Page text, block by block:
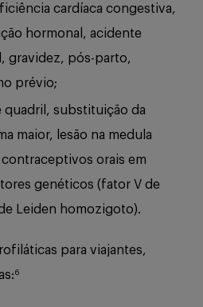
cardíaca congestiva,
hormonal, acidente
gravidez, pós-parto,
prévio;
quadril, substituição da
maior, lesão na medula
orais em
genéticos (fator V de
Leiden homozigoto).
para viajantes,
6